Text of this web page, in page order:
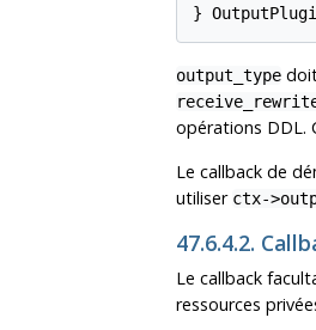
}
output_type
opérations DDL.
Le callback de
utiliser ctx-
47.6.4.2.
Le callback
ressources